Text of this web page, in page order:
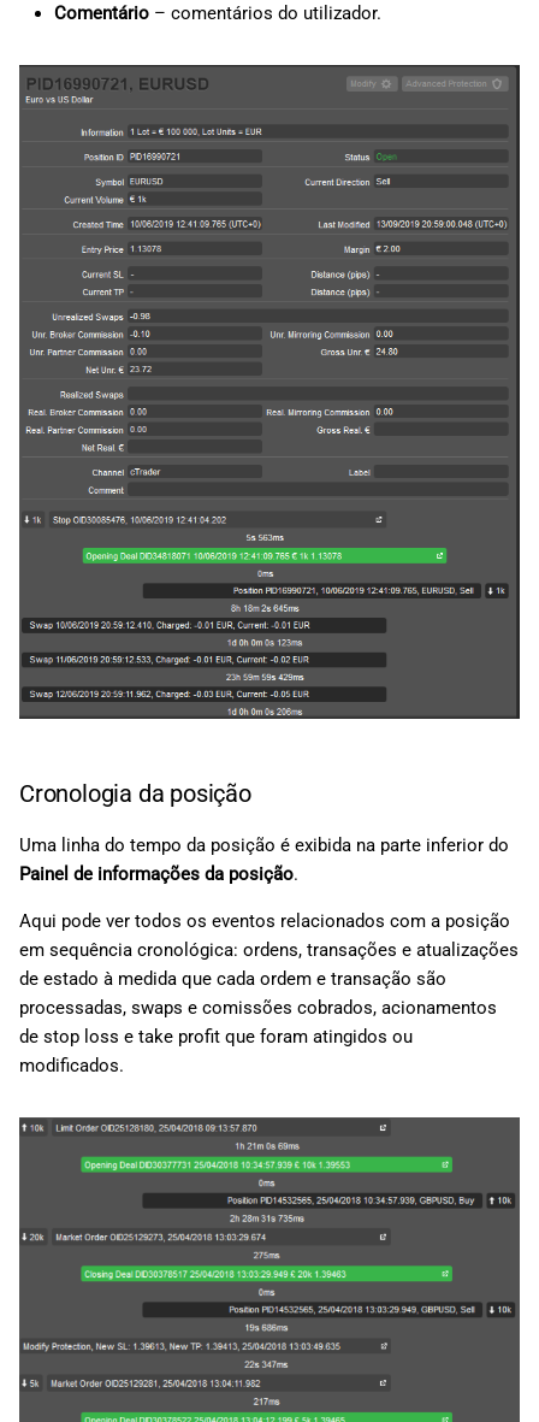
Comentário– comentários do utilizador.
Cronologia da posição
Uma linha do tempo da posição é exibida na parte inferior do
Painel de informações da posição.
Aqui pode ver todos os eventos relacionados com a posição
em sequência cronológica: ordens, transações e atualizações
de estado à medida que cada ordem e transação são
processadas, swaps e comissões cobrados, acionamentos
de stop loss e take profit que foram atingidos ou
modificados.